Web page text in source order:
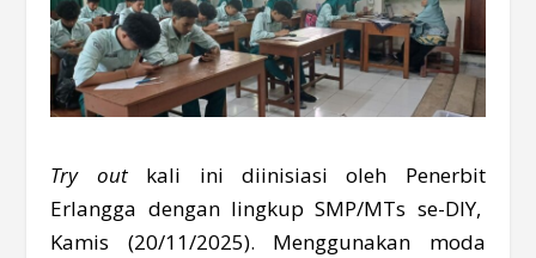
Try outkali ini diinisiasi oleh Penerbit
Erlangga dengan lingkup SMP/MTs se-DIY,
Kamis (20/11/2025). Menggunakan moda